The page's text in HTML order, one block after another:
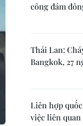
công đám
Thái Lan:
Bangkok, 27
Liên hợp
việc liên